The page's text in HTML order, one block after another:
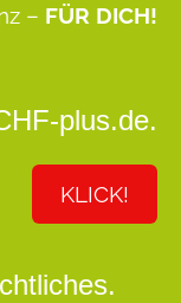
– FÜR DICH!
plus.de.
KLICK!